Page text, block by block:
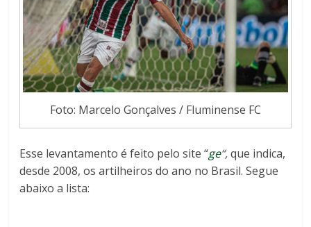
Foto: Marcelo Gonçalves / Fluminense FC
Esse levantamento é feito pelo site “ge“,que indica,
desde 2008, os artilheiros do ano no Brasil. Segue
abaixo a lista: